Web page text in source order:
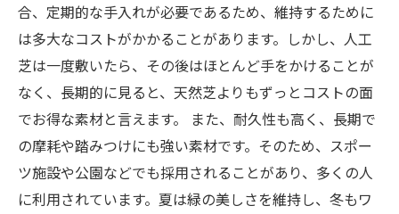
合、定期的な手入れが必要であるため、維持するために
は多大なコストがかかることがあります。しかし、人工
芝は一度敷いたら、その後はほとんど手をかけることが
なく、長期的に見ると、天然芝よりもずっとコストの面
でお得な素材と言えます。 また、耐久性も高く、長期で
の摩耗や踏みつけにも強い素材です。そのため、スポー
ツ施設や公園などでも採用されることがあり、多くの人
に利用されています。夏は緑の美しさを維持し、冬もワ